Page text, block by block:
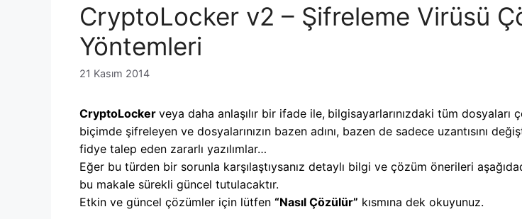
CryptoLocker v2 – Şifreleme Virüsü
Yöntemleri
21 Kasım 2014
CryptoLocker veya daha anlaşılır bir ifade ile, bilgisayarlarınızdaki tüm dosyaları
biçimde şifreleyen ve dosyalarınızın bazen adını, bazen de sadece uzantısını
fidye talep eden zararlı yazılımlar…
Eğer bu türden bir sorunla karşılaştıysanız detaylı bilgi ve çözüm önerileri
bu makale sürekli güncel tutulacaktır.
Etkin ve güncel çözümler için lütfen “Nasıl Çözülür” kısmına dek okuyunuz.